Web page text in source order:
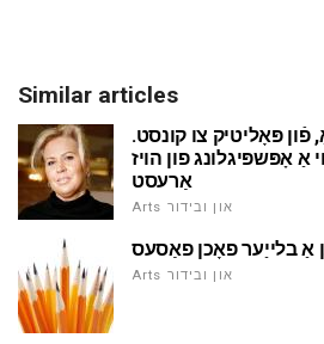
Similar articles
פֿון פּאָליטיק צו קונסט.
אַ אָפּשפּיגלונג פון הויז
אַרעסט
Arts און ובידור
Arts און ובידור